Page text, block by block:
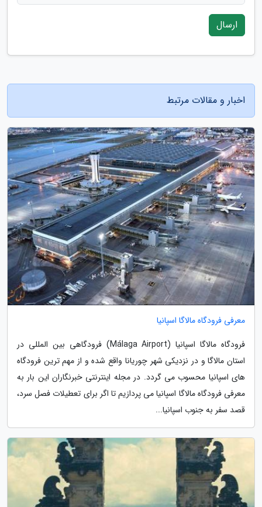
ارسال
اخبار و مقالات مرتبط
معرفی فرودگاه مالاگا اسپانیا
فرودگاه مالاگا اسپانیا (Málaga Airport) فرودگاهی بین المللی در
استان مالاگا و در نزدیکی شهر چوریانا واقع شده و از مهم ترین فرودگاه
های اسپانیا محسوب می گردد. در مجله اینترنتی خبرنگاران این بار به
معرفی فرودگاه مالاگا اسپانیا می پردازیم تا اگر برای تعطیلات فصل سرد،
قصد سفر به جنوب اسپانیا...